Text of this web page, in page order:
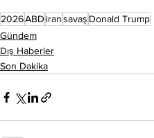
2026ABD iransavaş Donald Trump
Gündem
Dış Haberler
Son Dakika